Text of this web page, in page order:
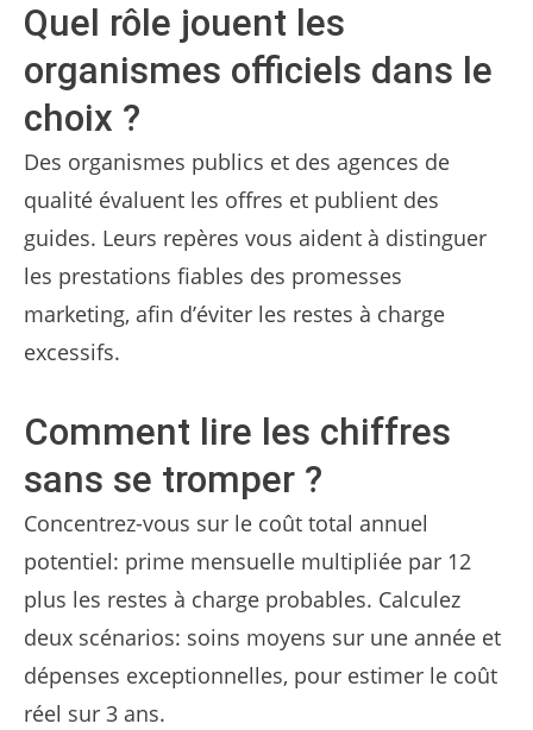
Quel rôle jouent les
organismes officiels dans le
choix ?
Des organismes publics et des agences de
qualité évaluent les offres et publient des
guides. Leurs repères vous aident à distinguer
les prestations fiables des promesses
marketing, afin d’éviter les restes à charge
excessifs.
Comment lire les chiffres
sans se tromper ?
Concentrez-vous sur le coût total annuel
potentiel: prime mensuelle multipliée par 12
plus les restes à charge probables. Calculez
deux scénarios: soins moyens sur une année et
dépenses exceptionnelles, pour estimer le coût
réel sur 3 ans.